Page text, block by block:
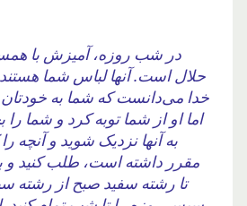
در شب روزه، آمیزش با
حلال است. آنها لباس شما
خدا می‌دانست که شما به خودتان
اما او از شما توبه کرد و شما
به آنها نزدیک شوید و آنچه
مقرر داشته است، طلب کنید و
تا رشته سفید صبح از